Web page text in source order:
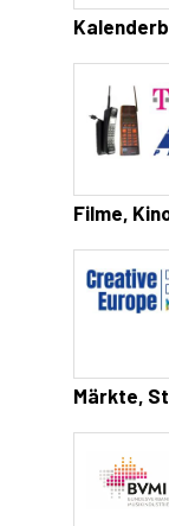
Filme,
Märkte,